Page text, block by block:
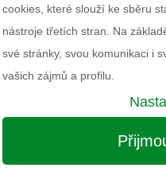
cookies, které slouží ke sběru
nástroje třetích stran. Na
své stránky, svou komunikaci i
vašich zájmů a profilu.